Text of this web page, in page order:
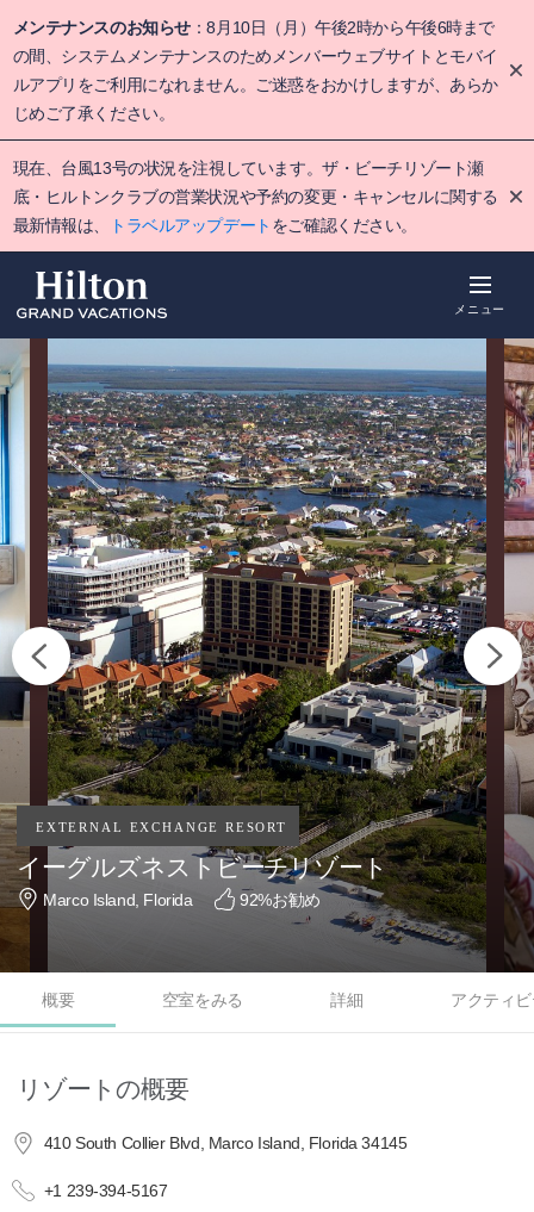
main
メンテナンスのお知らせ：8月10日（月）午後2時から午後6時まで
の間、システムメンテナンスのためメンバーウェブサイトとモバイ
ルアプリをご利用になれません。ご迷惑をおかけしますが、あらか
じめご了承ください。
現在、台風13号の状況を注視しています。ザ・ビーチリゾート瀬
底・ヒルトンクラブの営業状況や予約の変更・キャンセルに関する
最新情報は、
トラベルアップデート をご確認ください。
メニュー
イーグルズネストビーチリゾート
Marco Island, Florida 92%お勧め
概要 空室をみる 詳細 アクティ
リゾートの概要
410 South Collier Blvd, Marco Island, Florida 34145
+1 239-394-5167
概要 空室をみる アクティ